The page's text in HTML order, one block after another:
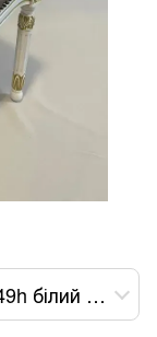
Стілець обідній Лесрам 102х51х49h білий тканина коричнева var 1